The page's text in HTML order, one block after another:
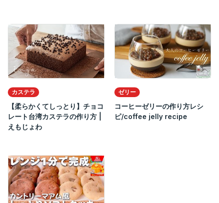
カステラ
【柔らかくてしっとり】チョコ
レート台湾カステラの作り方 |
えもじょわ
ゼリー
コーヒーゼリーの作り方レシ
ピ/coffee jelly recipe